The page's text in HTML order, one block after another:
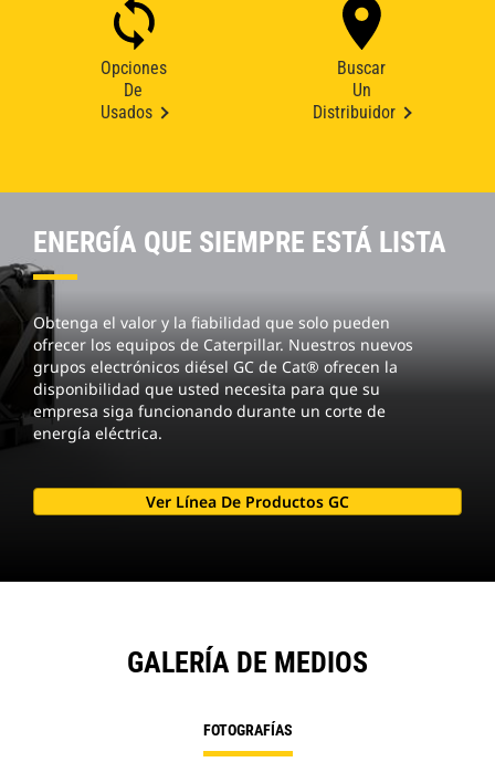
Opciones
De
Usados
Buscar
Un
Distribuidor
ENERGÍA QUE SIEMPRE ESTÁ LISTA
Obtenga el valor y la fiabilidad que solo pueden
ofrecer los equipos de Caterpillar. Nuestros nuevos
grupos electrónicos diésel GC de Cat® ofrecen la
disponibilidad que usted necesita para que su
empresa siga funcionando durante un corte de
energía eléctrica.
Ver Línea De Productos GC
GALERÍA DE MEDIOS
FOTOGRAFÍAS